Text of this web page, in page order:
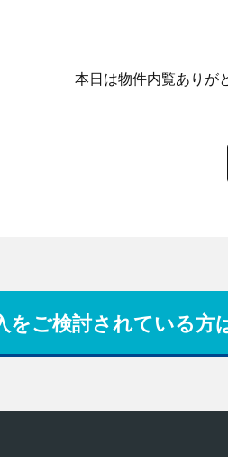
本日は物件内覧ありが
をご検討されている方